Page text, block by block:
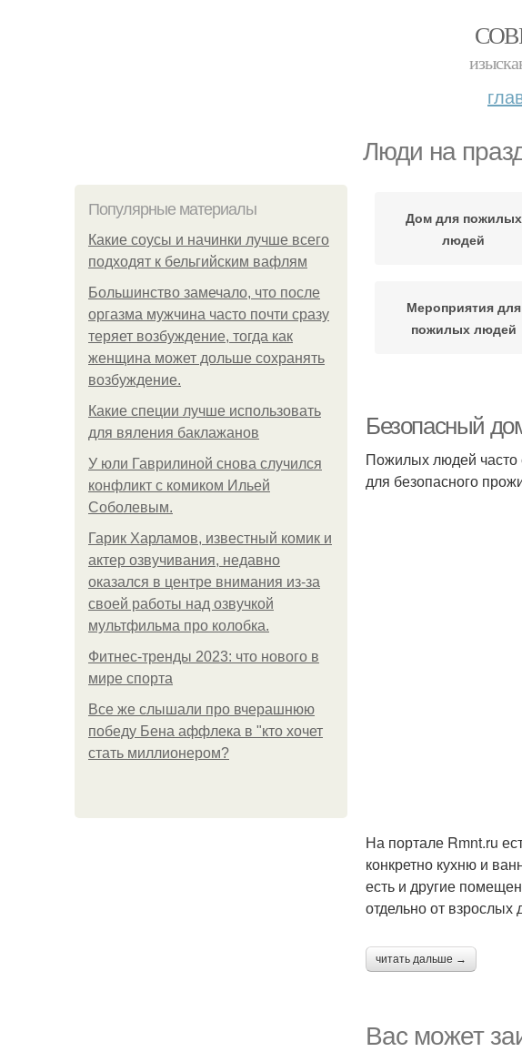
Люди на
Популярные материалы
Какие соусы и начинки лучше всего
подходят к бельгийским вафлям
Большинство замечало, что после
оргазма мужчина часто почти сразу
теряет возбуждение, тогда как
женщина может дольше сохранять
возбуждение.
Какие специи лучше использовать
для вяления баклажанов
У юли Гаврилиной снова случился
конфликт с комиком Ильей
Соболевым.
Гарик Харламов, известный комик и
актер озвучивания, недавно
оказался в центре внимания из-за
своей работы над озвучкой
мультфильма про колобка.
Фитнес-тренды 2023: что нового в
мире спорта
Все же слышали про вчерашнюю
победу Бена аффлека в "кто хочет
стать миллионером?
Дом для пожилых
людей
Мероприятия для
пожилых людей
людей
Безопасный
Пожилых людей часто
для безопасного
На портале Rmnt.ru
конкретно кухню и
есть и другие
отдельно от взрослых
читать дальше →
Вас может